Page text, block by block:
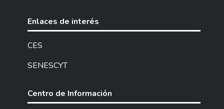
Enlaces de interés
CES
SENESCYT
Centro de Información